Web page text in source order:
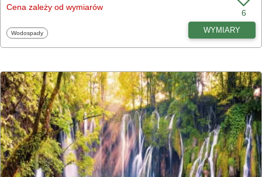
Cena zależy od wymiarów
6
Fototapety
Wodospady WYMIARY